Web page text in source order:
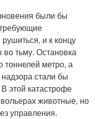
были бы
и к концу
во тьму. Остановка
тоннелей метро, а
стали бы
этой катастрофе
животные, но
управления.